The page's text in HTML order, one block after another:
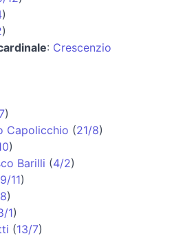
)
)
: Crescenzio
)
Capolicchio (21/8)
)
Barilli (4/2)
11)
)
1)
(13/7)